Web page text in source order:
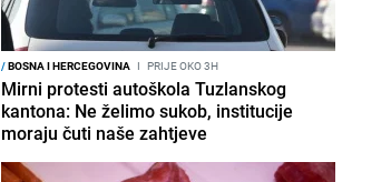
/BOSNA I HERCEGOVINA I PRIJE OKO 3H
Mirni protesti autoškola Tuzlanskog
kantona: Ne želimo sukob, institucije
moraju čuti naše zahtjeve